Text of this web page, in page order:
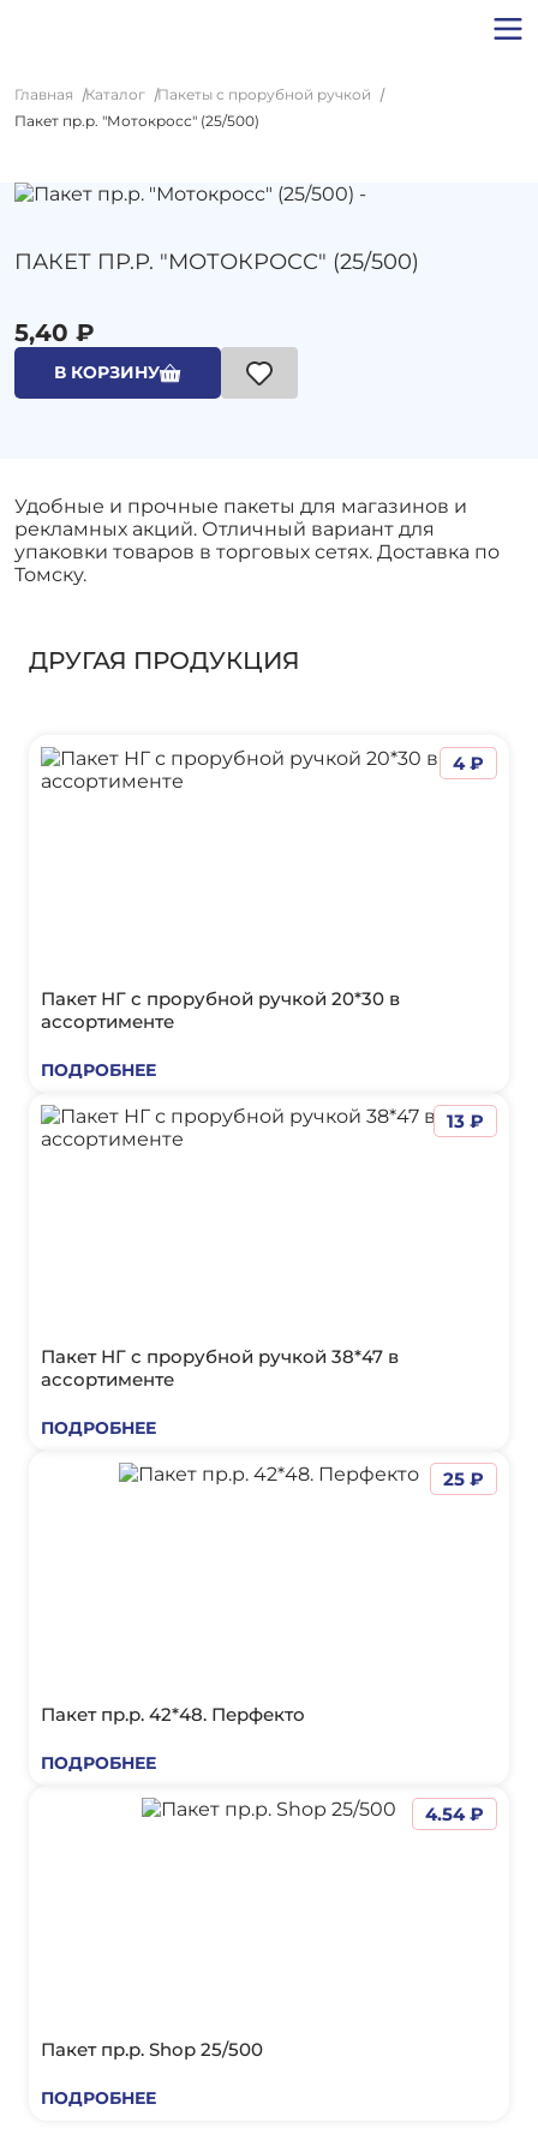
Главная Каталог
Пакеты с прорубной ручкой
Пакет пр.р. "Мотокросс" (25/500)
ПАКЕТ ПР.Р. "МОТОКРОСС" (25/500)
5,40 ₽
В КОРЗИНУ
Удобные и прочные пакеты для магазинов и
рекламных акций. Отличный вариант для
упаковки товаров в торговых сетях. Доставка по
Томску.
ДРУГАЯ ПРОДУКЦИЯ
Пакет НГ с прорубной ручкой 20*30 в
ассортименте
ПОДРОБНЕЕ
4 ₽
Пакет НГ с прорубной ручкой 38*47 в
ассортименте
ПОДРОБНЕЕ
13 ₽
Пакет пр.р. 42*48. Перфекто
ПОДРОБНЕЕ
25 ₽
Пакет пр.р. Shop 25/500
ПОДРОБНЕЕ
4.54 ₽